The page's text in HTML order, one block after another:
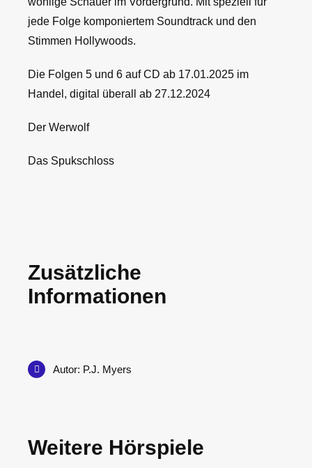
jede Folge komponiertem Soundtrack und den
Stimmen Hollywoods.
Die Folgen 5 und 6 auf CD ab 17.01.2025 im
Handel, digital überall ab 27.12.2024
Der Werwolf
Das Spukschloss
Zusätzliche
Informationen
Autor: P.J. Myers
Weitere Hörspiele